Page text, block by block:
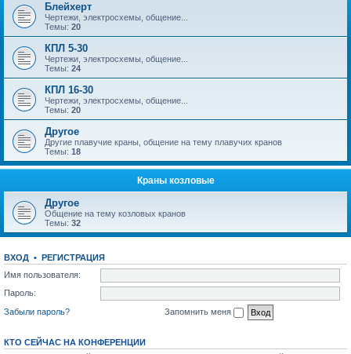
Блейхерт
Чертежи, электросхемы, общение...
Темы: 20
КПЛ 5-30
Чертежи, электросхемы, общение...
Темы: 24
КПЛ 16-30
Чертежи, электросхемы, общение...
Темы: 20
Другое
Другие плавучие краны, общение на тему плавучих кранов
Темы: 18
Краны козловые
Другое
Общение на тему козловых кранов
Темы: 32
ВХОД • РЕГИСТРАЦИЯ
Имя пользователя:
Пароль:
Забыли пароль?
Запомнить меня
КТО СЕЙЧАС НА КОНФЕРЕНЦИИ